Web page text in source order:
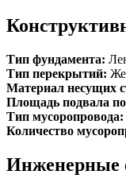
Тип фундамента:
Тип перекрытий:
Материал несущих
Площадь подвала
Тип мусоропровода:
Количество
Инженерные